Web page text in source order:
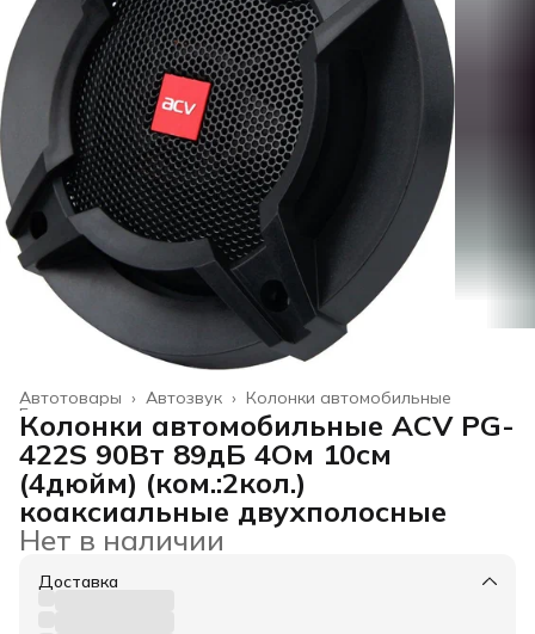
Колонки автомобильные
Автозвук ›
Автотовары ›
Главная
Колонки автомобильные ACV PG-
422S 90Вт 89дБ 4Ом 10см
(4дюйм) (ком.:2кол.)
коаксиальные двухполосные
Нет в наличии
Доставка